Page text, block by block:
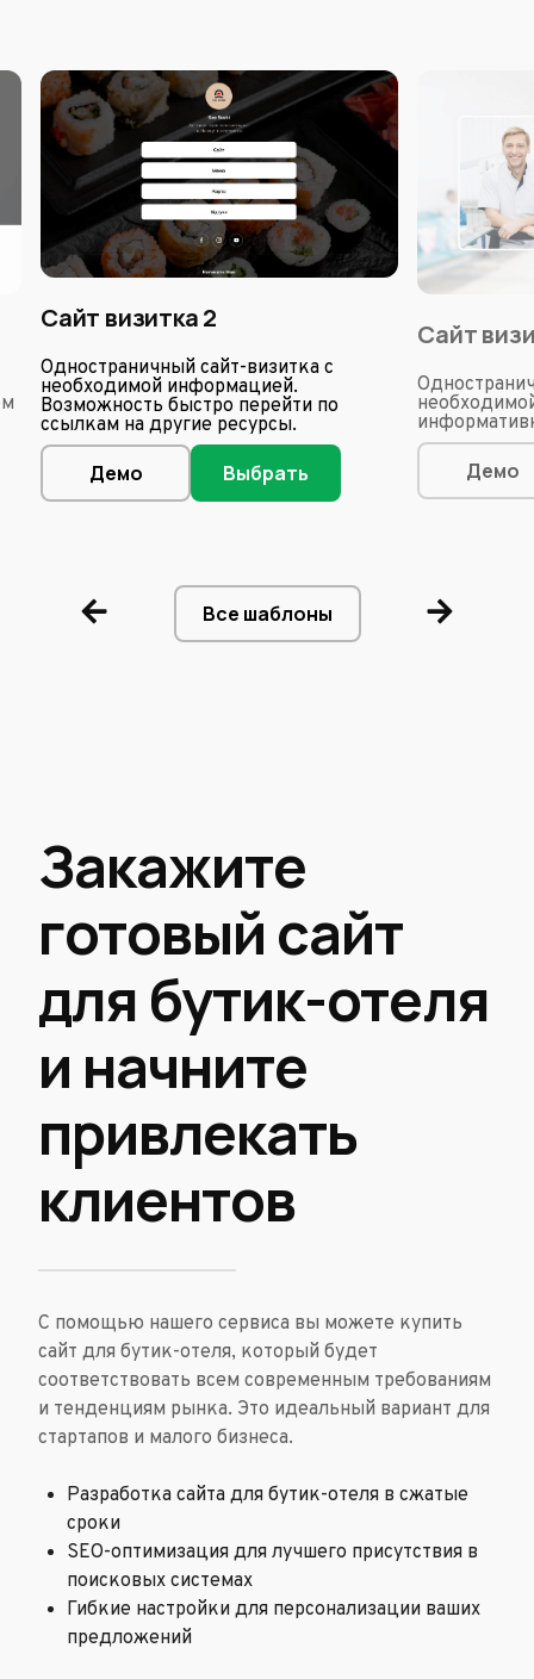
Сайт визитка 2
Одностраничный сайт-визитка с
необходимой информацией.
Возможность быстро перейти по
ссылкам на другие ресурсы.
Демо Выбрать
Сайт
Демо
Все шаблоны
Закажите
готовый сайт
для бутик-отеля
и начните
привлекать
клиентов
С помощью нашего сервиса вы можете купить
сайт для бутик-отеля, который будет
соответствовать всем современным требованиям
и тенденциям рынка. Это идеальный вариант для
стартапов и малого бизнеса.
Разработка сайта для бутик-отеля в сжатые
сроки
SEO-оптимизация для лучшего присутствия в
поисковых системах
Гибкие настройки для персонализации ваших
предложений